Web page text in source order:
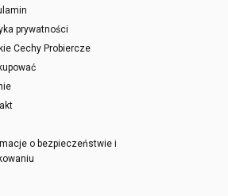
prywatności
Cechy Probiercze
o bezpieczeństwie i